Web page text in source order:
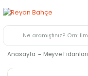
Anasayfa Meyve Fidanları